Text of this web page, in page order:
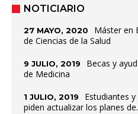
NOTICIARIO
27 MAYO, 2020
Máster en
de Ciencias de la Salud
9 JULIO, 2019
Becas y
de Medicina
1 JULIO, 2019
Estudiantes
piden actualizar los planes